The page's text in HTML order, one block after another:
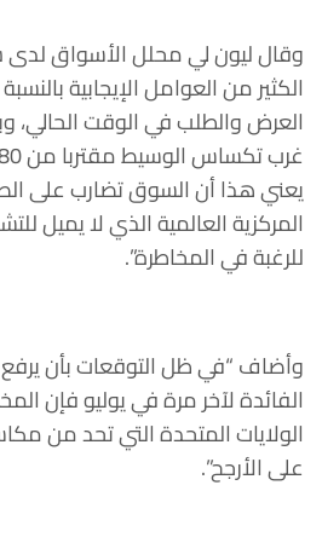
وقال ليون لي محلل الأسواق
الكثير من العوامل الإيجابية
العرض والطلب في الوقت الحالي،
يعني هذا أن السوق تضارب على
المركزية العالمية الذي لا يميل
للرغبة في المخاطرة”.
وأضاف “في ظل التوقعات بأن
الفائدة لآخر مرة في يوليو فإن
الولايات المتحدة التي تحد من
على الأرجح”.